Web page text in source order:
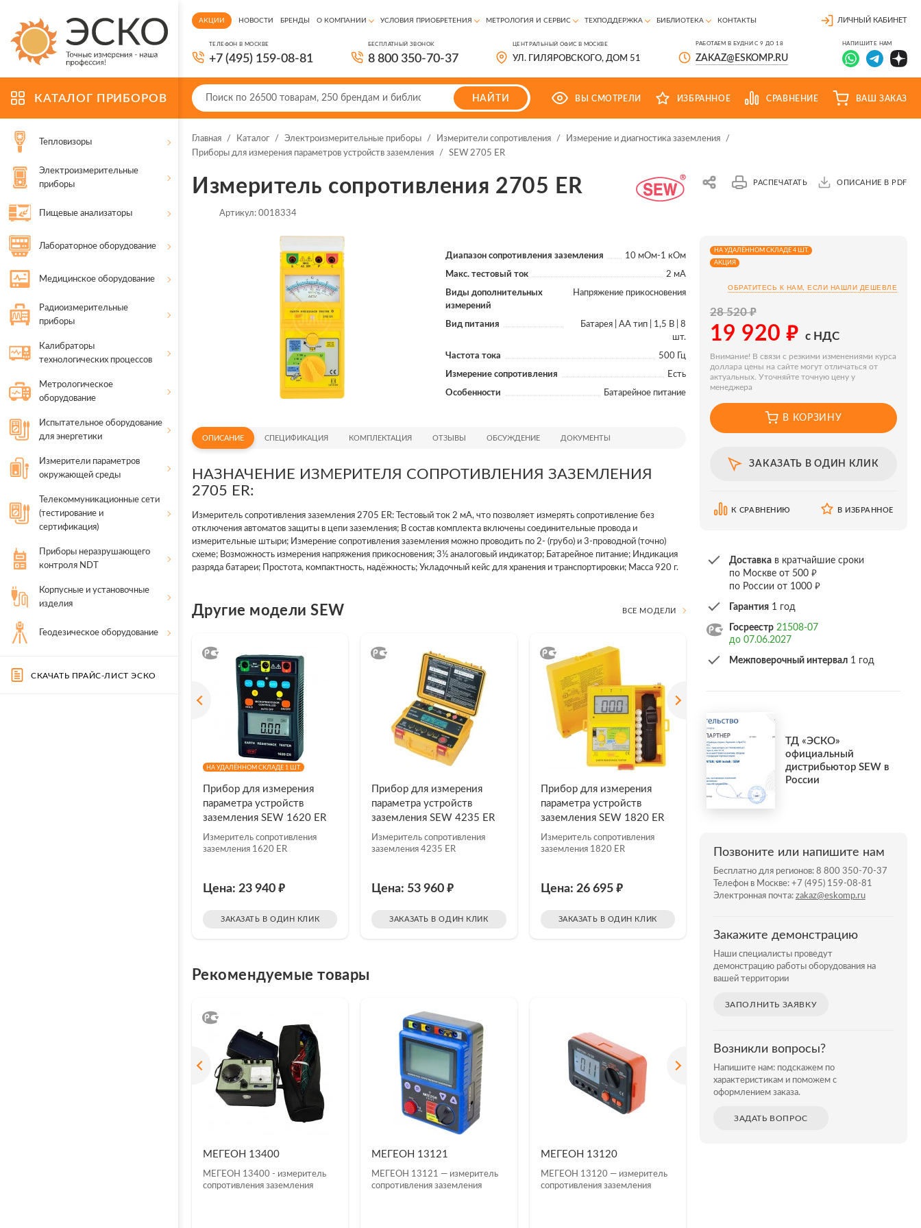
КАТАЛОГ ПРИБОРОВ
Тепловизоры
Электроизмерительные
приборы
Пищевые анализаторы
Лабораторное оборудование
Медицинское оборудование
Радиоизмерительные
приборы
Калибраторы
технологических процессов
Метрологическое
оборудование
Испытательное оборудование
для энергетики
Измерители параметров
окружающей среды
Телекоммуникационные сети
(тестирование и
сертификация)
Приборы неразрушающего
контроля NDT
Корпусные и установочные
изделия
Геодезическое оборудование
СКАЧАТЬ ПРАЙС-ЛИСТ ЭСКО
АКЦИИ НОВОСТИ БРЕНДЫ О КОМПАНИИ УСЛОВИЯ ПРИОБРЕТЕНИЯ МЕТРОЛОГИЯ И СЕРВИС ТЕХПОДДЕРЖКА БИБЛИОТЕКА КОНТАКТЫ ЛИЧНЫЙ КАБИНЕТ
ТЕЛЕФОН В МОСКВЕ
+7 (495) 159-08-81
БЕСПЛАТНЫЙ ЗВОНОК
8 800 350-70-37
ЦЕНТРАЛЬНЫЙ ОФИС В МОСКВЕ
УЛ. ГИЛЯРОВСКОГО, ДОМ 51
РАБОТАЕМ В БУДНИ С 9 ДО 18
ZAKAZ@ESKOMP.RU
НАПИШИТЕ НАМ
НАЙТИ ВЫ СМОТРЕЛИ ИЗБРАННОЕ СРАВНЕНИЕ ВАШ ЗАКАЗ
Главная / Каталог / Электроизмерительные приборы / Измерители сопротивления / Измерение и диагностика заземления
/
Приборы для измерения параметров устройств заземления
/ SEW 2705 ER
Измеритель сопротивления 2705 ER РАСПЕЧАТАТЬ ОПИСАНИЕ В PDF
Артикул: 0018334
Диапазон сопротивления заземления 10 мОм-1 кОм
Макс. тестовый ток 2 мА
Виды дополнительных
измерений
Напряжение прикосновения
Вид питания
Батарея | AA тип | 1,5 В | 8
шт.
Частота тока 500 Гц
Измерение сопротивления Есть
Особенности Батарейное питание
ОПИСАНИЕ СПЕЦИФИКАЦИЯ КОМПЛЕКТАЦИЯ ОТЗЫВЫ ОБСУЖДЕНИЕ ДОКУМЕНТЫ
НАЗНАЧЕНИЕ ИЗМЕРИТЕЛЯ СОПРОТИВЛЕНИЯ ЗАЗЕМЛЕНИЯ
2705 ER:
Измеритель сопротивления заземления 2705 ER: Тестовый ток 2 мА, что позволяет измерять сопротивление без
отключения автоматов защиты в цепи заземления; В состав комплекта включены соединительные провода и
измерительные штыри; Измерение сопротивления заземления можно проводить по 2- (грубо) и 3-проводной (точно)
схеме; Возможность измерения напряжения прикосновения; 3½ аналоговый индикатор; Батарейное питание; Индикация
разряда батареи; Простота, компактность, надёжность; Укладочный кейс для хранения и транспортировки; Масса 920 г.
Другие модели SEW ВСЕ МОДЕЛИ
НА УДАЛЁННОМ СКЛАДЕ 1 ШТ.
Прибор для измерения
параметра устройств
заземления SEW 1620 ER
Измеритель сопротивления
заземления 1620 ER
Цена: 23 940 ₽
ЗАКАЗАТЬ В ОДИН КЛИК
Прибор для измерения
параметра устройств
заземления SEW 4235 ER
Измеритель сопротивления
заземления 4235 ER
Цена: 53 960₽
ЗАКАЗАТЬ В ОДИН КЛИК
Прибор для измерения
параметра устройств
заземления SEW 1820 ER
Измеритель сопротивления
заземления 1820 ER
Цена: 26 695 ₽
ЗАКАЗАТЬ В ОДИН КЛИК
НА УДАЛЁННОМ СКЛАДЕ 7 ШТ.
Прибор для измерения
параметра устройств
Измеритель сопротивления
2120 ER
Цена: 25 365₽
2720 ER
Рекомендуемые товары
МЕГЕОН 13400
МЕГЕОН 13400 - измеритель
сопротивления заземления
МЕГЕОН 13121
МЕГЕОН 13121 — измеритель
сопротивления заземления
МЕГЕОН 13120
МЕГЕОН 13120 — измеритель
сопротивления заземления
НА УДАЛЁННОМ СКЛАДЕ 4 ШТ.
АКЦИЯ
ОБРАТИТЕСЬ К НАМ, ЕСЛИ НАШЛИ ДЕШЕВЛЕ
28 520₽
19 920 ₽ с НДС
Внимание! В связи с резкими изменениями курса
доллара цены на сайте могут отличаться от
актуальных. Уточняйте точную цену у
менеджера
В КОРЗИНУ
ЗАКАЗАТЬ В ОДИН КЛИК
К СРАВНЕНИЮ В ИЗБРАННОЕ
Доставкав кратчайшие сроки
по Москве от 500 ₽
по России от 1000 ₽
Гарантия1 год
Госреестр 21508-07
до 07.06.2027
Межповерочный интервал1 год
ТД «ЭСКО»
официальный
дистрибьютор SEW в
России
Позвоните или напишите нам
Бесплатно для регионов: 8 800 350-70-37
Телефон в Москве: +7 (495) 159-08-81
Электронная почта: zakaz@eskomp.ru
Закажите демонстрацию
Наши специалисты проведут
демонстрацию работы оборудования на
вашей территории
ЗАПОЛНИТЬ ЗАЯВКУ
Возникли вопросы?
Напишите нам: подскажем по
характеристикам и поможем с
оформлением заказа.
ЗАДАТЬ ВОПРОС
Подпишитесь на нашTelegram-канал
получите скидку
до 3%на оборудование!
Актуальные новости, акции и специальные предложения для
специалистов.
ПОДПИСАТЬСЯ